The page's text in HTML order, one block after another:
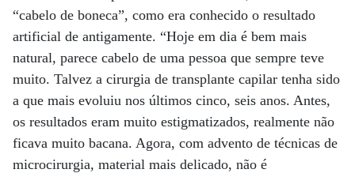
“cabelo de boneca”, como era conhecido o resultado
artificial de antigamente. “Hoje em dia é bem mais
natural, parece cabelo de uma pessoa que sempre teve
muito. Talvez a cirurgia de transplante capilar tenha sido
a que mais evoluiu nos últimos cinco, seis anos. Antes,
os resultados eram muito estigmatizados, realmente não
ficava muito bacana. Agora, com advento de técnicas de
microcirurgia, material mais delicado, não é